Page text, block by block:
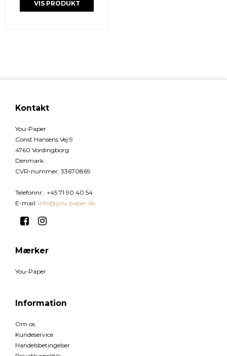
VIS PRODUKT
Kontakt
You-Paper
Const Hansens Vej 9
4760 Vordingborg
Denmark
CVR-nummer: 33670869
Telefonnr.: +45 71 90 40 54
E-mail: info@you-paper.dk
Mærker
You-Paper
Information
Om os
Kundeservice
Handelsbetingelser